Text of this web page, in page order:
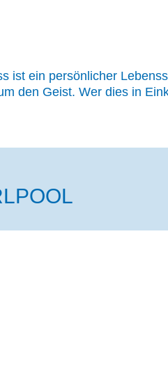
ist ein persönlicher
den Geist. Wer dies in